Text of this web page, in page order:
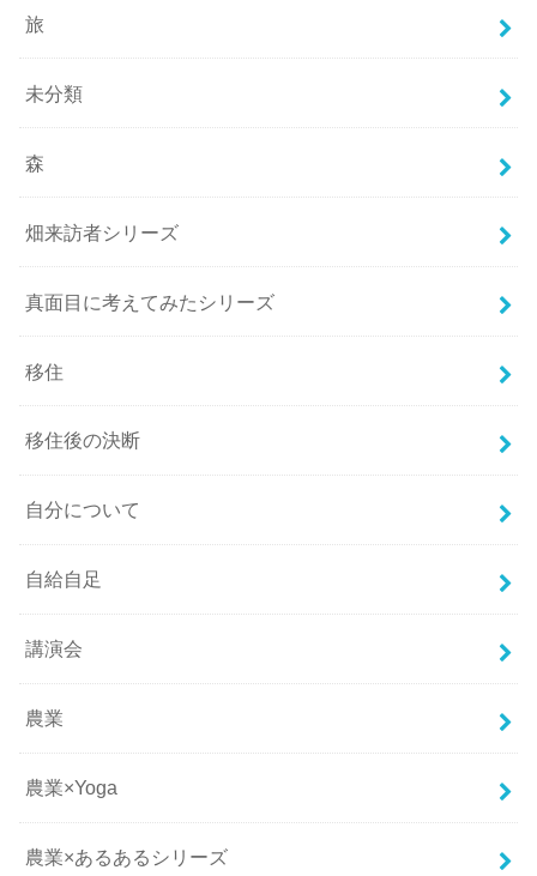
旅
未分類
森
畑来訪者シリーズ
真面目に考えてみたシリーズ
移住
移住後の決断
自分について
自給自足
講演会
農業
農業×Yoga
農業×あるあるシリーズ